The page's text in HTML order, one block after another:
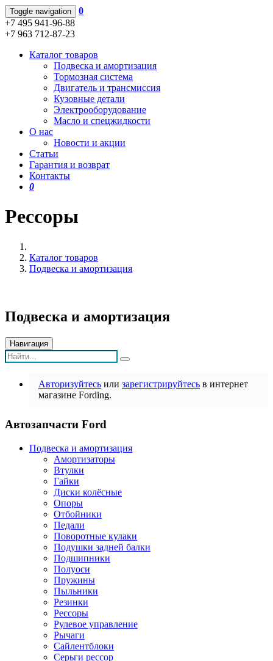
Toggle navigation
0
+7 495 941-96-88
+7 963 712-87-23
Каталог товаров
Подвеска и амортизация
Тормозная система
Двигатель и трансмиссия
Кузовные детали
Электрооборудование
Масло и спецжидкости
О нас
Новости и акции
Статьи
Гарантия и возврат
Контакты
0
Рессоры
Каталог товаров
Подвеска и амортизация
Подвеска и амортизация
Навигация
Авторизуйтесь или зарегистрируйтесь в интернет
магазине Fording.
Автозапчасти Ford
Подвеска и амортизация
Амортизаторы
Втулки
Гайки
Диски колёсные
Опоры
Отбойники
Педали
Поворотные кулаки
Подушки задней балки
Подшипники
Полуоси
Пружины
Пыльники
Резинки
Рессоры
Рулевое управление
Рычаги
Сайлентблоки
Серьги рессор